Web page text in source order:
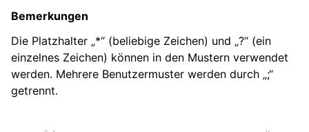
Bemerkungen
Die Platzhalter „*“ (beliebige Zeichen) und „?“ (ein
einzelnes Zeichen) können in den Mustern verwendet
werden. Mehrere Benutzermuster werden durch „;“
getrennt.